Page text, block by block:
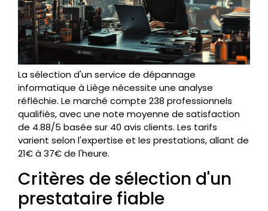
La sélection d'un service de dépannage
informatique à Liège nécessite une analyse
réfléchie. Le marché compte 238 professionnels
qualifiés, avec une note moyenne de satisfaction
de 4.88/5 basée sur 40 avis clients. Les tarifs
varient selon l'expertise et les prestations, allant de
21€ à 37€ de l'heure.
Critères de sélection d'un
prestataire fiable